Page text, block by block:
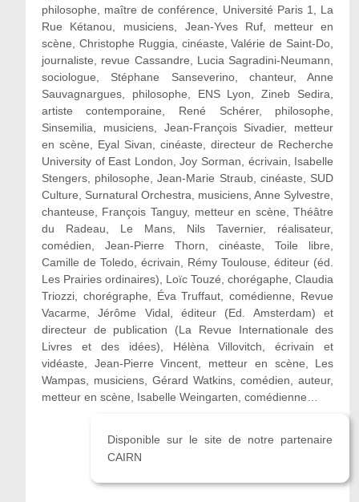
philosophe, maître de conférence, Université Paris 1, La
Rue Kétanou, musiciens, Jean-Yves Ruf, metteur en
scène, Christophe Ruggia, cinéaste, Valérie de Saint-Do,
journaliste, revue Cassandre, Lucia Sagradini-Neumann,
sociologue, Stéphane Sanseverino, chanteur, Anne
Sauvagnargues, philosophe, ENS Lyon, Zineb Sedira,
artiste contemporaine, René Schérer, philosophe,
Sinsemilia, musiciens, Jean-François Sivadier, metteur
en scène, Eyal Sivan, cinéaste, directeur de Recherche
University of East London, Joy Sorman, écrivain, Isabelle
Stengers, philosophe, Jean-Marie Straub, cinéaste, SUD
Culture, Surnatural Orchestra, musiciens, Anne Sylvestre,
chanteuse, François Tanguy, metteur en scène, Théâtre
du Radeau, Le Mans, Nils Tavernier, réalisateur,
comédien, Jean-Pierre Thorn, cinéaste, Toile libre,
Camille de Toledo, écrivain, Rémy Toulouse, éditeur (éd.
Les Prairies ordinaires), Loïc Touzé, chorégaphe, Claudia
Triozzi, chorégraphe, Éva Truffaut, comédienne, Revue
Vacarme, Jérôme Vidal, éditeur (Ed. Amsterdam) et
directeur de publication (La Revue Internationale des
Livres et des idées), Hélèna Villovitch, écrivain et
vidéaste, Jean-Pierre Vincent, metteur en scène, Les
Wampas, musiciens, Gérard Watkins, comédien, auteur,
metteur en scène, Isabelle Weingarten, comédienne…
Disponible sur le site de notre partenaire
CAIRN